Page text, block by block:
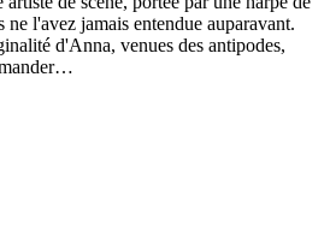
ne l'avez jamais entendue auparavant.
d'Anna, venues des antipodes,